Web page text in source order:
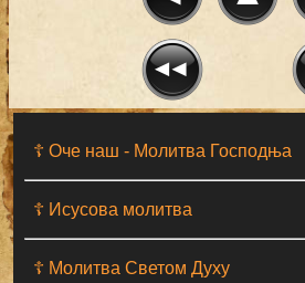
☦ Оче наш - Moлитва Господња
☦ Исусова молитва
☦ Молитва Светом Духу